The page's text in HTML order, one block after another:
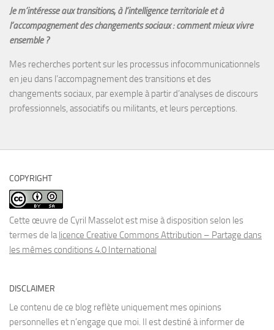
Je m’intéresse aux transitions, à l’intelligence territoriale et à
l’accompagnement des changements sociaux : comment mieux vivre
ensemble ?
Mes recherches portent sur les processus infocommunicationnels
en jeu dans l’accompagnement des transitions et des
changements sociaux, par exemple à partir d’analyses de discours
professionnels, associatifs ou militants, et leurs perceptions.
COPYRIGHT
Cette œuvre de Cyril Masselot est mise à disposition selon les
termes de lalicence Creative Commons Attribution – Partage dans
les mêmes conditions 4.0 International
DISCLAIMER
Le contenu de ce blog reflète uniquement mes opinions
personnelles et n’engage que moi. Il est destiné à informer de